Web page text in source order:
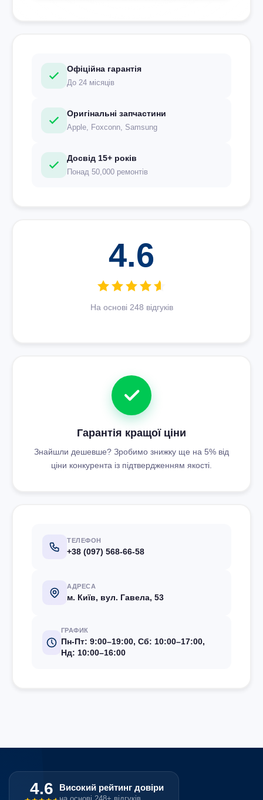
Офіційна гарантія
До 24 місяців
Оригінальні запчастини
Apple, Foxconn, Samsung
Досвід 15+ років
Понад 50,000 ремонтів
4.6
На основі 248 відгуків
Гарантія кращої ціни
Знайшли дешевше? Зробимо знижку ще на 5% від
ціни конкурента із підтвердженням якості.
ТЕЛЕФОН
+38 (097) 568-66-58
АДРЕСА
м. Київ, вул. Гавела, 53
ГРАФИК
Пн-Пт: 9:00–19:00, Сб: 10:00–17:00,
Нд: 10:00–16:00
4.6 Високий рейтинг довіри
на основі 248+ відгуків